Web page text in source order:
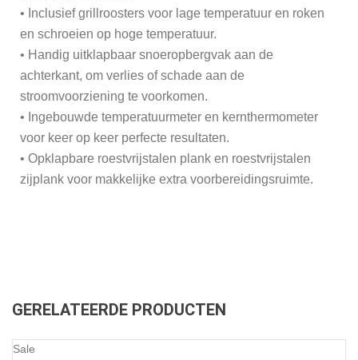
• Inclusief grillroosters voor lage temperatuur en roken
en schroeien op hoge temperatuur.
• Handig uitklapbaar snoeropbergvak aan de
achterkant, om verlies of schade aan de
stroomvoorziening te voorkomen.
• Ingebouwde temperatuurmeter en kernthermometer
voor keer op keer perfecte resultaten.
• Opklapbare roestvrijstalen plank en roestvrijstalen
zijplank voor makkelijke extra voorbereidingsruimte.
GERELATEERDE PRODUCTEN
Sale